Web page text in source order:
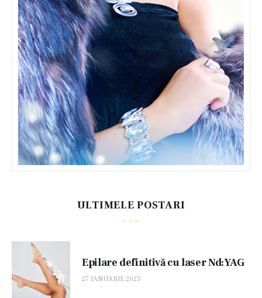
ULTIMELE POSTARI
Epilare definitivă cu laser Nd:YAG
27 IANUARIE 2025